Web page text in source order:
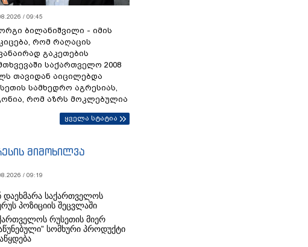
/ 09:45
ბილანიშვილი - იმის
რომ რაღაცის
გაკეთების
საქართველო 2008
თავიდან აიცილებდა
სამხედრო აგრესიას,
რომ აზრს მოკლებულია
ყველა სტატია
მიმოხილვა
/ 09:19
დაეხმარა საქართველოს
პოზიციის შეცვლაში
რუსეთის მიერ
სომხური პროდუქტი